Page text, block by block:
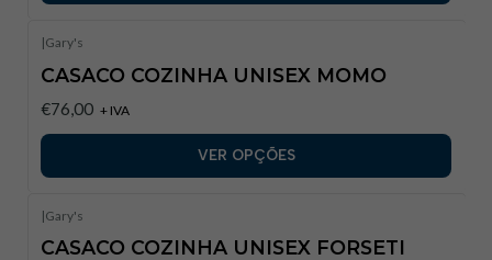
|Gary's
CASACO COZINHA UNISEX MOMO
€76,00 + IVA
VER OPÇÕES
|Gary's
CASACO COZINHA UNISEX FORSETI